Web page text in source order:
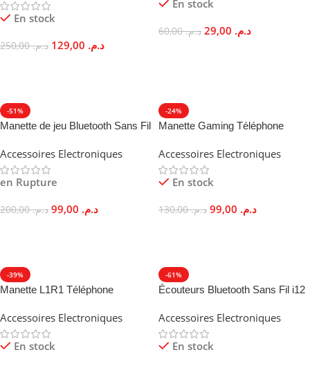
En stock
د.م.250,00 د.م.
En stock
د.م.60,00 د.م.
-51%
Manette de jeu Bluetooth Sans Fil
Accessoires Electroniques
en Rupture
د.م.200,00 د.م.
-24%
Manette Gaming Téléphone
Ergonomique
Accessoires Electroniques
En stock
د.م.130,00 د.م.
-39%
Manette L1R1 Téléphone
Ergonomique
Accessoires Electroniques
En stock
-61%
Écouteurs Bluetooth Sans Fil i12
Accessoires Electroniques
En stock